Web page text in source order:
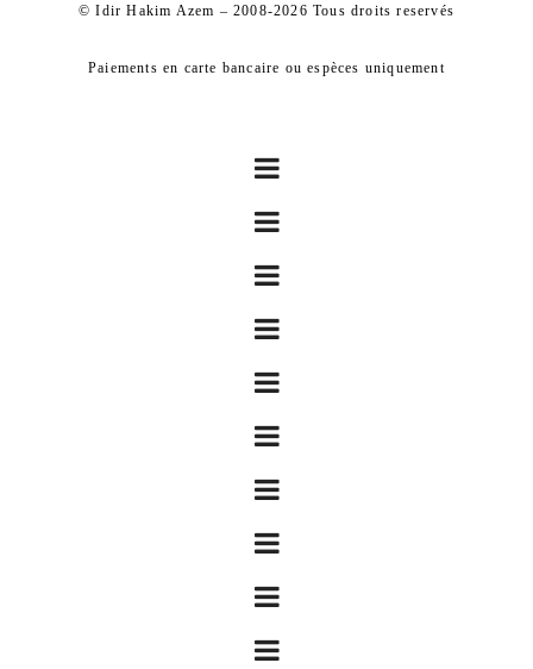
© Idir Hakim Azem – 2008-2026 Tous droits reservés
Paiements en carte bancaire ou espèces uniquement